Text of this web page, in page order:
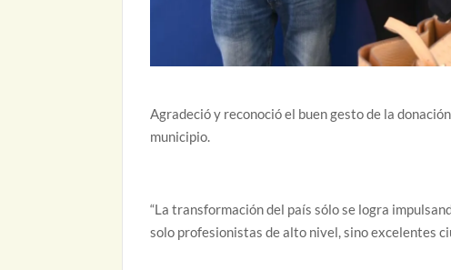
Agradeció y reconoció el buen gesto de la
municipio.
“La transformación del país sólo se logra
solo profesionistas de alto nivel, sino excelentes